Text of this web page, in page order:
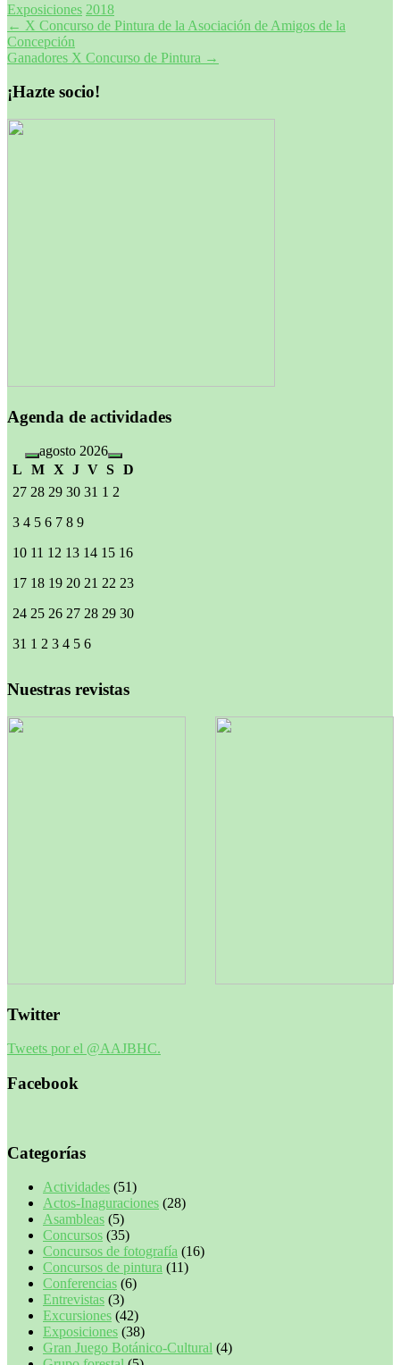
Exposiciones 2018
Navegación
de
entradas
← X Concurso de Pintura de la Asociación de Amigos de la
Concepción
Ganadores X Concurso de Pintura →
¡Hazte socio!
Agenda de actividades
agosto 2026
L
M X J V S D
27 28 29 30 31 1 2
3 4 5 6 7 8 9
10 11 12 13 14 15 16
17 18 19 20 21 22 23
24 25 26 27 28 29 30
31 1 2 3 4 5 6
Nuestras revistas
Twitter
Tweets por el @AAJBHC.
Facebook
Categorías
Actividades (51)
Actos-Inaguraciones (28)
Asambleas (5)
Concursos (35)
Concursos de fotografía (16)
Concursos de pintura (11)
Conferencias (6)
Entrevistas (3)
Excursiones (42)
Exposiciones (38)
Gran Juego Botánico-Cultural (4)